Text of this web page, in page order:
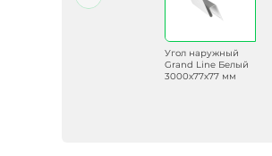
Угол наружный
Grand Line Белый
3000х77х77 мм